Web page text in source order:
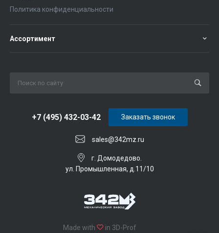
Политика конфиденциальности
Ассортимент
sales@342mz.ru
+7 (495) 432-03-42
г. Домодедово.
ул. Промышленная, д.11/10
Заказать звонок
Made with in 3D-Prof